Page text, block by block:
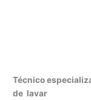
Técnico
de lavar